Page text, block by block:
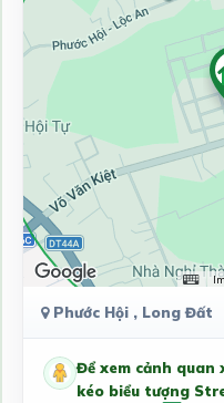
Phước Hội , Long Đất
Để xem cảnh quan
kéo biểu tượng